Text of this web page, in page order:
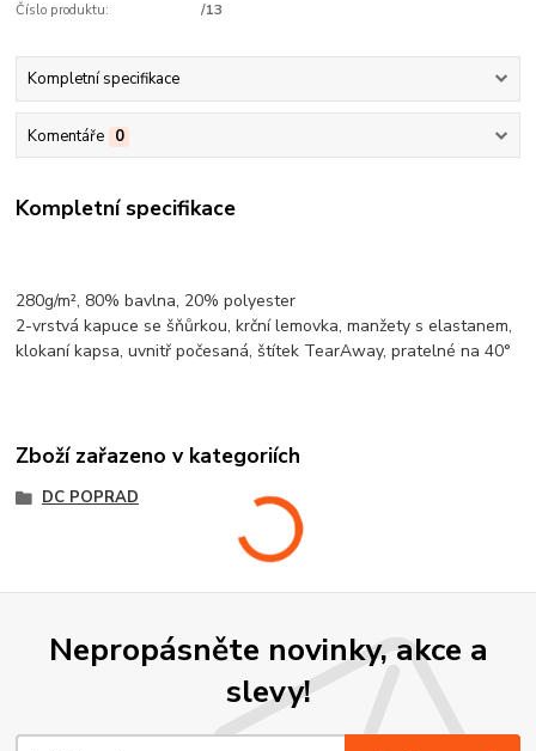
Číslo produktu: /13
Kompletní specifikace
Komentáře 0
Kompletní specifikace
280g/m², 80%bavlna, 20%polyester
2-vrstvá kapuce se šňůrkou,krční lemovka, manžety s elastanem,
klokaní kapsa, uvnitř počesaná, štítek TearAway, pratelné na 40°
Zboží zařazeno v kategoriích
DC POPRAD
Nepropásněte novinky, akce a
slevy!